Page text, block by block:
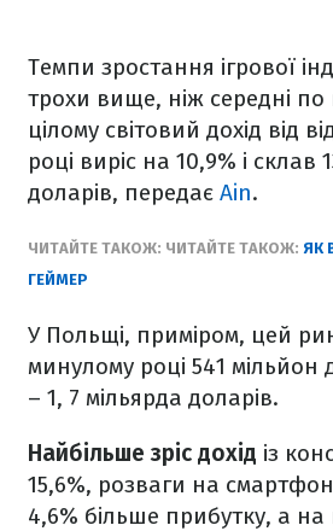
Темпи зростання ігрової
трохи вище, ніж середні по
цілому світовий дохід від
році виріс на 10,9% і склав
доларів, передає Ain.
ЧИТАЙТЕ ТАКОЖ: ЧИТАЙТЕ ТАКОЖ: ЯК
ГЕЙМЕР
У Польщі, приміром, цей
минулому році 541 мільйон
– 1, 7 мільярда доларів.
Найбільше зріс дохід із
15,6%, розваги на
4,6% більше прибутку, а